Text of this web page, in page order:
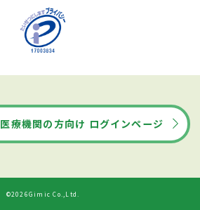
医療機関の方向け ログインページ
©2026Gimic Co.,Ltd.